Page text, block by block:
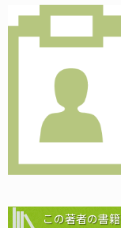
この著者の書籍